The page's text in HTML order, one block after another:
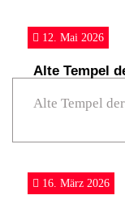
Stiftsviertel
Search
12. Mai 2026
Alte Tempel
Alte Tempel
16. März 2026